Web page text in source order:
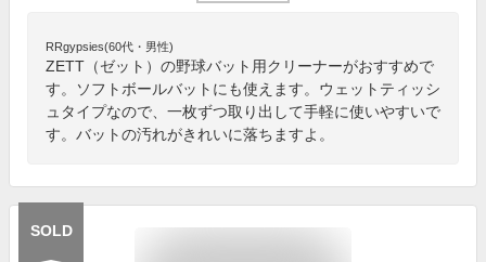
RRgypsies(60代・男性)
ZETT（ゼット）の野球バット用クリーナーがおすすめで
す。ソフトボールバットにも使えます。ウェットティッシ
ュタイプなので、一枚ずつ取り出して手軽に使いやすいで
す。バットの汚れがきれいに落ちますよ。
SOLD